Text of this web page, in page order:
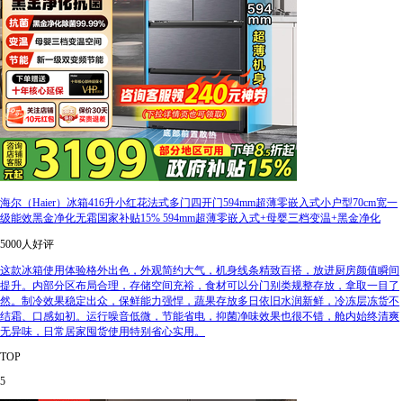
海尔（Haier）冰箱416升小红花法式多门四开门594mm超薄零嵌入式小户型70cm宽一
级能效黑金净化无霜国家补贴15% 594mm超薄零嵌入式+母婴三档变温+黑金净化
5000人好评
这款冰箱使用体验格外出色，外观简约大气，机身线条精致百搭，放进厨房颜值瞬间
提升。内部分区布局合理，存储空间充裕，食材可以分门别类规整存放，拿取一目了
然。制冷效果稳定出众，保鲜能力强悍，蔬果存放多日依旧水润新鲜，冷冻层冻货不
结霜、口感如初。运行噪音低微，节能省电，抑菌净味效果也很不错，舱内始终清爽
无异味，日常居家囤货使用特别省心实用。
TOP
5